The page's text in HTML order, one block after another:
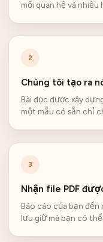
mối quan hệ và nhiều
2
Chúng tôi tạo ra
Bài đọc được xây
một mẫu có sẵn chỉ
3
Nhận file PDF
Báo cáo của bạn
lưu giữ mà bạn có